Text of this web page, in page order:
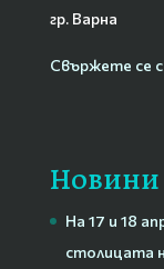
гр. Варна
Свържете се с
Новини
На 17 и 18
столицата